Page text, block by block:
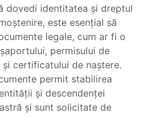
dovedi identitatea și dreptul
este esențial să
legale, cum ar fi o
permisului de
și certificatului de naștere.
permit stabilirea
și descendenței
și sunt solicitate de